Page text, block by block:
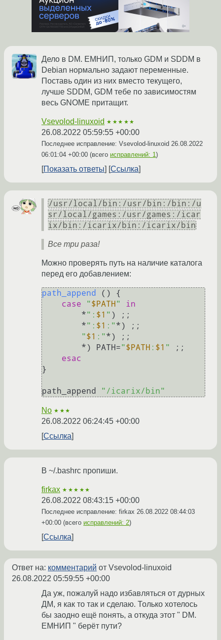
Дело в DM. ЕМНИП, только GDM и SDDM в
Debian нормально задают переменные.
Поставь один из них вместо текущего,
лучше SDDM, GDM тебе по зависимостям
весь GNOME притащит.
Vsevolod-linuxoid ★★★★★
26.08.2022 05:59:55 +00:00
Последнее исправление: Vsevolod-linuxoid 26.08.2022
06:01:04 +00:00 (всего исправлений: 1)
Показать ответы Ссылка
/usr/local/bin:/usr/bin:/bin:/u
sr/local/games:/usr/games:/icar
ix/bin:/icarix/bin:/icarix/bin
Все три раза!
Можно проверять путь на наличие каталога
перед его добавлением:
path_append
() {
case
"$PATH "
in
        *
": $1 " ) ;;
        *
": $1 :"*) ;;
"$1 :"*) ;;
        *) PATH=
"$PATH : $1 "
;;
esac
}
path_append "/icarix/bin"
No ★★★
26.08.2022 06:24:45 +00:00
Ссылка
В ~/.bashrc пропиши.
firkax ★★★★★
26.08.2022 08:43:15 +00:00
Последнее исправление: firkax 26.08.2022 08:44:03
+00:00 (всего исправлений: 2)
Ссылка
Ответ на: комментарий от Vsevolod-linuxoid
26.08.2022 05:59:55 +00:00
Да уж, пожалуй надо избавляться от дурных
ДМ, я как то так и сделаю. Только хотелось
бы заодно ещё понять, а откуда этот " DM.
ЕМНИП " берёт пути?